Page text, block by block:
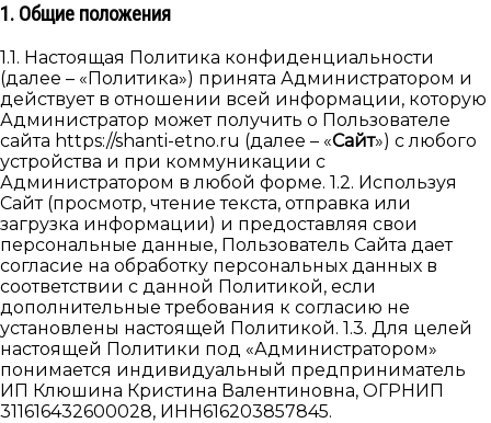
1. Общие положения
1.1. Настоящая Политика конфиденциальности
(далее – «Политика») принята Администратором и
действует в отношении всей информации, которую
Администратор может получить о Пользователе
сайта https://shanti-etno.ru (далее – «Сайт») с любого
устройства и при коммуникации с
Администратором в любой форме. 1.2. Используя
Cайт (просмотр, чтение текста, отправка или
загрузка информации) и предоставляя свои
персональные данные, Пользователь Сайта дает
согласие на обработку персональных данных в
соответствии с данной Политикой, если
дополнительные требования к согласию не
установлены настоящей Политикой. 1.3. Для целей
настоящей Политики под «Администратором»
понимается индивидуальный предприниматель
ИП Клюшина Кристина Валентиновна, ОГРНИП
311616432600028, ИНН616203857845.